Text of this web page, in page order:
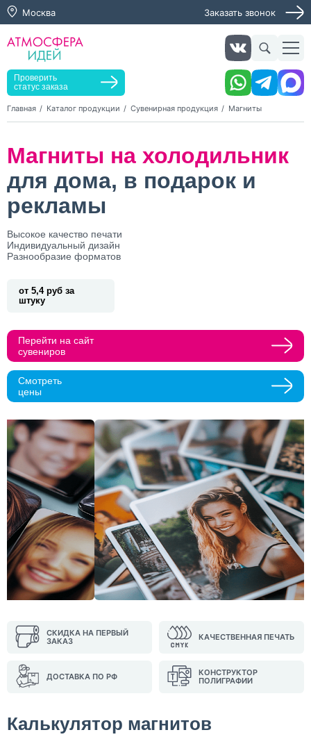
Москва Заказать звонок
Проверить
статус заказа
Главная Каталог продукции Сувенирная продукция Магниты
Магниты на холодильник
для дома, в подарок и
рекламы
Высокое качество печати
Индивидуальный дизайн
Разнообразие форматов
от 5,4 руб за
штуку
Перейти на сайт
сувениров
Смотреть
цены
СКИДКА НА ПЕРВЫЙ
ЗАКАЗ
КАЧЕСТВЕННАЯ ПЕЧАТЬ
ДОСТАВКА ПО РФ
КОНСТРУКТОР
ПОЛИГРАФИИ
Калькулятор магнитов
Заказать услугу
Оставьте заявку, мы свяжемся с вами в ближайшее
Прикрепить макеты
Как с вами связаться?
Нажимая кнопку "Оставить заявку", я даю согласие на
обработку персональных данных и согласие с политикой
конфиденциальности
Нажимая на кнопку, я даю согласие на получение
информационных и рекламных рассылок
Оставить
заявку
Заказать звонок
обработку персональных данных и согласие с политикой
конфиденциальности
Нажимая на кнопку, я даю согласие на получение
информационных и рекламных рассылок
заявку